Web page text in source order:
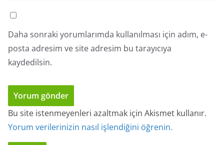
Daha sonraki yorumlarımda kullanılması için adım, e-
posta adresim ve site adresim bu tarayıcıya
kaydedilsin.
Bu site istenmeyenleri azaltmak için Akismet kullanır.
Yorum verilerinizin nasıl işlendiğini öğrenin.